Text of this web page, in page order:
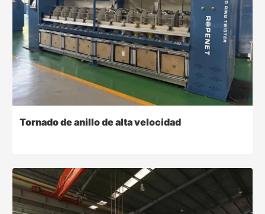
Tornado de anillo de alta velocidad